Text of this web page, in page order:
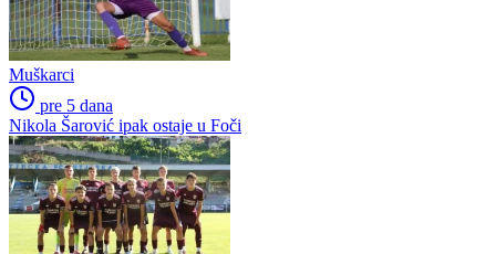
Muškarci
pre 5 dana
Nikola Šarović ipak ostaje u Foči